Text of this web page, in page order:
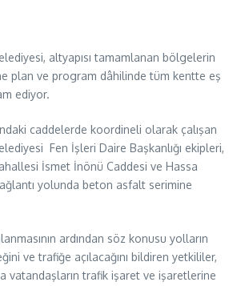
altyapısı tamamlanan bölgelerin
plan ve program dâhilinde tüm kentte eş
ediyor.
caddelerde koordineli olarak çalışan
Fen İşleri Daire Başkanlığı ekipleri,
İsmet İnönü Caddesi ve Hassa
yolunda beton asfalt serimine
ardından söz konusu yolların
ve trafiğe açılacağını bildiren yetkililer,
vatandaşların trafik işaret ve işaretlerine